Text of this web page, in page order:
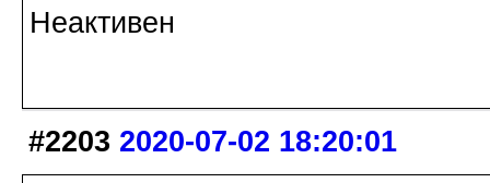
Неактивен
#2203 2020-07-02 18:20:01